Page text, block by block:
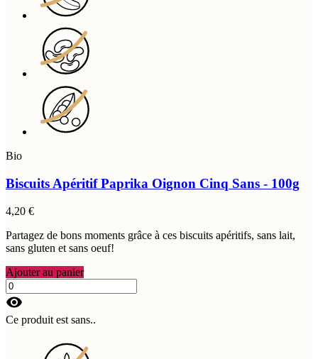
Bio
Biscuits Apéritif Paprika Oignon Cinq Sans - 100g
4,20 €
Partagez de bons moments grâce à ces biscuits apéritifs, sans lait,
sans gluten et sans oeuf!
Ajouter au panier
visibility
Ce produit est sans..